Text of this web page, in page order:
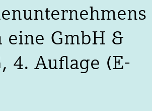
eine GmbH &
4. Auflage (E-